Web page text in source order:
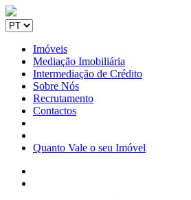
Imóveis
Mediação Imobiliária
Intermediação de Crédito
Sobre Nós
Recrutamento
Contactos
Quanto Vale o seu Imóvel